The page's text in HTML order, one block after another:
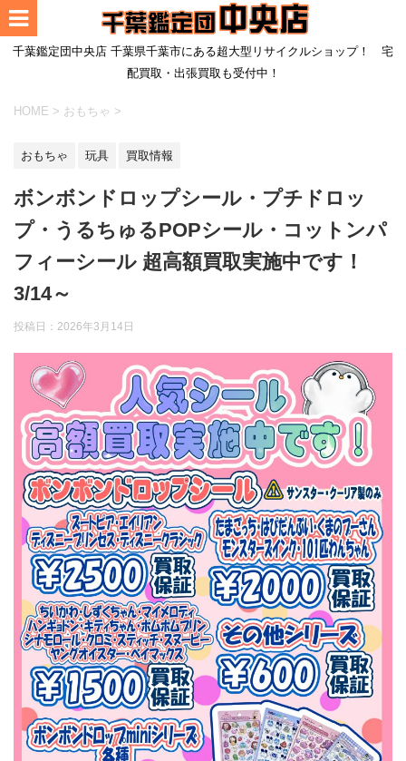
千葉鑑定団中央店 千葉県千葉市にある超大型リサイクルショップ！ 宅
配買取・出張買取も受付中！
HOME > おもちゃ >
おもちゃ 玩具 買取情報
ボンボンドロップシール・プチドロッ
プ・うるちゅるPOPシール・コットンパ
フィーシール 超高額買取実施中です！
3/14～
投稿日： 2026年3月14日